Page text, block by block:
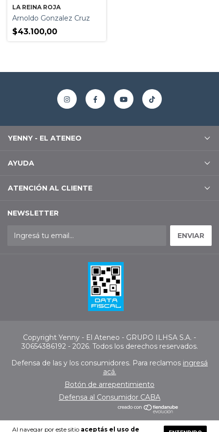
Al navegar por este sitio aceptás el uso de
LA REINA ROJA
Arnoldo Gonzalez Cruz
$43.100,00
YENNY - EL ATENEO
AYUDA
ATENCIÓN AL CLIENTE
NEWSLETTER
Copyright Yenny - El Ateneo - GRUPO ILHSA S.A. -
30654386192 - 2026. Todos los derechos reservados.
Defensa de las y los consumidores. Para reclamos ingresá
acá.
Botón de arrepentimiento
Defensa al Consumidor CABA